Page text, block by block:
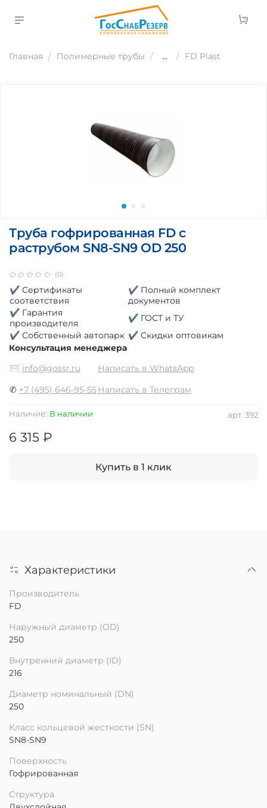
Главная Полимерные трубы ... FD Plast
(0)
арт. 392
Наличие: В наличии
Труба гофрированная FD с
раструбом SN8-SN9 OD 250
6 315 ₽
Купить в 1 клик
✔ Сертификаты
соответствия
✔ Полный комплект
документов
✔ Гарантия
производителя
✔ ГОСТ и ТУ
✔ Собственный автопарк ✔ Скидки оптовикам
Консультация менеджера
✉ info@gossr.ru
Написать в WhatsApp
✆ +7 (495) 646-95-55Написать в Телеграм
Характеристики
Производитель
FD
Наружный диаметр (OD)
250
Внутренний диаметр (ID)
216
Диаметр номинальный (DN)
250
Класс кольцевой жесткости (SN)
SN8-SN9
Поверхность
Гофрированная
Структура